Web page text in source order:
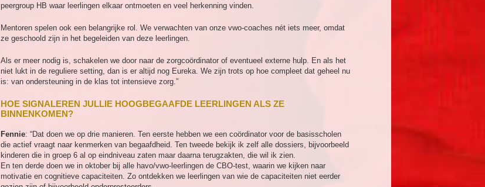
peergroup HB waar leerlingen elkaar ontmoeten en veel herkenning vinden.
Mentoren spelen ook een belangrijke rol. We verwachten van onze vwo-coaches nét iets meer, omdat
ze geschoold zijn in het begeleiden van deze leerlingen.
Als er meer nodig is, schakelen we door naar de zorgcoördinator of eventueel externe hulp. En als het
niet lukt in de reguliere setting, dan is er altijd nog Eureka. We zijn trots op hoe compleet dat geheel nu
is: van ondersteuning in de klas tot intensieve zorg.”
HOE SIGNALEREN JULLIE HOOGBEGAAFDE LEERLINGEN ALS ZE
BINNENKOMEN?
Fennie: “Dat doen we op drie manieren. Ten eerste hebben we een coördinator voor de basisscholen
die actief vraagt naar kenmerken van begaafdheid. Ten tweede bekijk ik zelf alle dossiers, bijvoorbeeld
kinderen die in groep 6 al op eindniveau zaten maar daarna terugzakten, die wil ik zien.
En ten derde doen we in oktober bij alle havo/vwo-leerlingen de CBO-test, waarin we kijken naar
motivatie en cognitieve capaciteiten. Zo ontdekken we leerlingen van wie de capaciteiten niet eerder